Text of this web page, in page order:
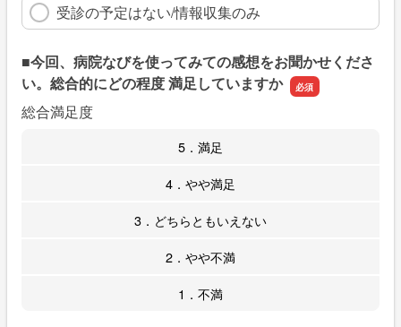
受診の予定はない/情報収集のみ
■今回、病院なびを使ってみての感想をお聞かせくださ
い。総合的にどの程度 満足していますか
総合満足度
5．満足
4．やや満足
3．どちらともいえない
2．やや不満
1．不満